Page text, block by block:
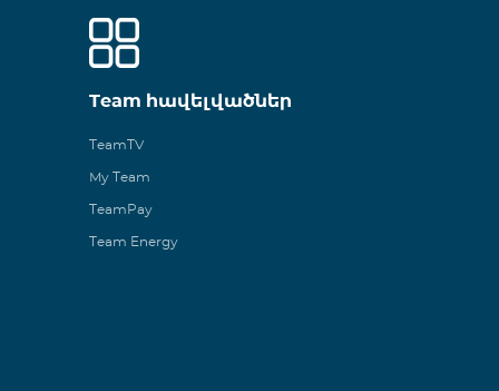
Team հավելվածներ
TeamTV
My Team
TeamPay
Team Energy